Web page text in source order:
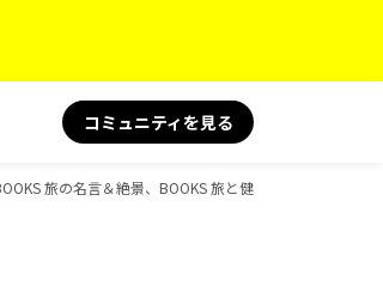
コミュニティを見る
旅の名言＆絶景、BOOKS 旅と健康、BOOKS 旅の